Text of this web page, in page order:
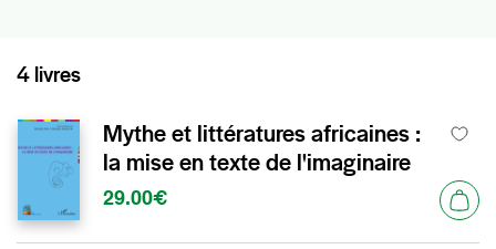
4 livres
Mythe et littératures africaines :
la mise en texte de l'imaginaire
29.00€